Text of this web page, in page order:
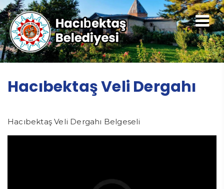
Hacıbektaş Veli Dergahı
Hacıbektaş Veli Dergahı Belgeseli